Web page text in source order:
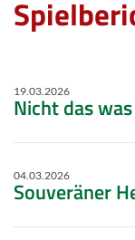
19.03.2026
Nicht das
04.03.2026
Souveräner